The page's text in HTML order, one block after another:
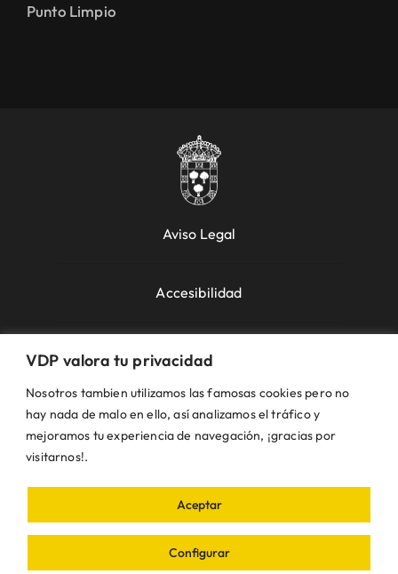
VDP valora tu privacidad
Nosotros tambien utilizamos las famosas cookies pero no
hay nada de malo en ello, así analizamos el tráfico y
mejoramos tu experiencia de navegación, ¡gracias por
visitarnos!.
Configurar
Aceptar
Punto Limpio
Aviso Legal
Accesibilidad
Política de Cookies
Política de Privacidad
© VDP 2000 - 2026 •Ayuntamiento de Villanueva
Villanueva de Perales | Madrid • Todos los